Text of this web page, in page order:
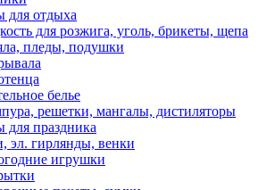
для отдыха
для розжига, уголь, брикеты, щепа
пледы, подушки
белье
решетки, мангалы, дистиляторы
для праздника
эл. гирлянды, венки
игрушки